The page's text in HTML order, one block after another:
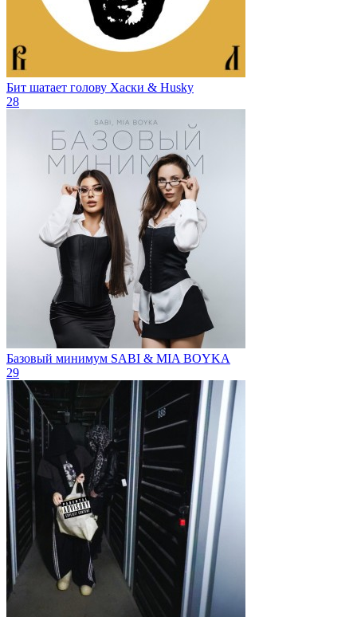
Бит шатает голову Хаски & Husky
28
Базовый минимум SABI & MIA BOYKA
29